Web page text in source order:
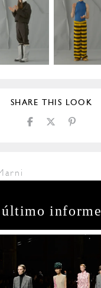
SHARE THIS LOOK
informe